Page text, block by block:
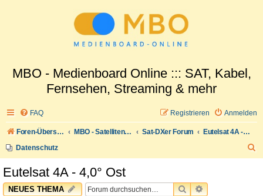
MBO - Medienboard Online ::: SAT, Kabel,
Fernsehen, Streaming & mehr
FAQ Anmelden
Registrieren
Foren-Übersicht MBO - Satellitenwelt Sat-DXer Forum
Eutelsat 4A - 4,0° Ost
Datenschutz
Eutelsat 4A - 4,0° Ost
NEUES THEMA SUCHEERWEITERTE